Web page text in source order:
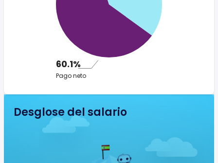
60.1%
Pago neto
Desglose del salario